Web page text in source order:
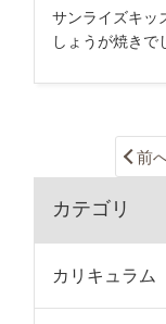
サンライズキッ
しょうが焼きで
前
カテゴリ
カリキュラム